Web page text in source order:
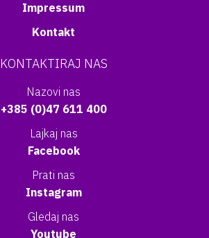
Impressum
Kontakt
KONTAKTIRAJ NAS
Nazovi nas
+385 (0)47 611 400
Lajkaj nas
Facebook
Prati nas
Instagram
Gledaj nas
Youtube